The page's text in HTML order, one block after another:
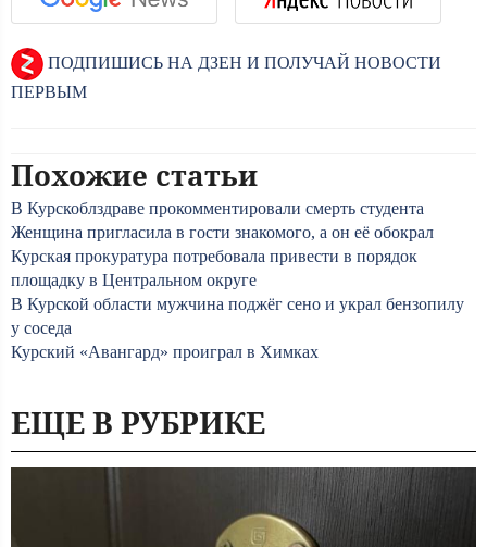
ПОДПИШИСЬ НА ДЗЕН И ПОЛУЧАЙ НОВОСТИ
ПЕРВЫМ
Похожие статьи
В Курскоблздраве прокомментировали смерть студента
Женщина пригласила в гости знакомого, а он её обокрал
Курская прокуратура потребовала привести в порядок
площадку в Центральном округе
В Курской области мужчина поджёг сено и украл бензопилу
у соседа
Курский «Авангард» проиграл в Химках
ЕЩЕ В РУБРИКЕ